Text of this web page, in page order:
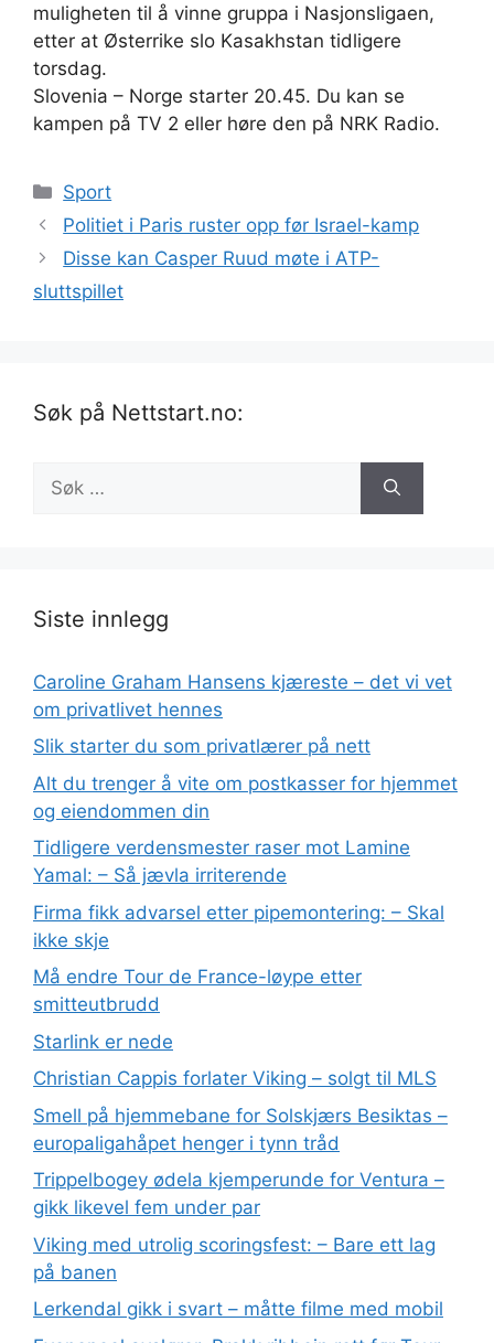
muligheten til å vinne gruppa i Nasjonsligaen,
etter at Østerrike slo Kasakhstan tidligere
torsdag.
Slovenia – Norge starter 20.45. Du kan se
kampen på TV 2 eller høre den på NRK Radio.
Kategorier
Sport
Politiet i Paris ruster opp før Israel-kamp
Disse kan Casper Ruud møte i ATP-
sluttspillet
Søk på Nettstart.no:
etter:
Siste innlegg
Caroline Graham Hansens kjæreste – det vi vet
om privatlivet hennes
Slik starter du som privatlærer på nett
Alt du trenger å vite om postkasser for hjemmet
og eiendommen din
Tidligere verdensmester raser mot Lamine
Yamal: – Så jævla irriterende
Firma fikk advarsel etter pipemontering: – Skal
ikke skje
Må endre Tour de France-løype etter
smitteutbrudd
Starlink er nede
Christian Cappis forlater Viking – solgt til MLS
Smell på hjemmebane for Solskjærs Besiktas –
europaligahåpet henger i tynn tråd
Trippelbogey ødela kjemperunde for Ventura –
gikk likevel fem under par
Viking med utrolig scoringsfest: – Bare ett lag
på banen
Lerkendal gikk i svart – måtte filme med mobil